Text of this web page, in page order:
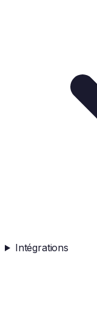
Intégrations